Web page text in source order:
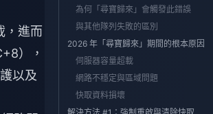
，進而
），
以及
為何「尋寶歸來」會觸發此錯誤
與其他隊列失敗的區別
2026 年「尋寶歸來」期間的根本原因
伺服器容量超載
網路不穩定與區域問題
快取資料損壞